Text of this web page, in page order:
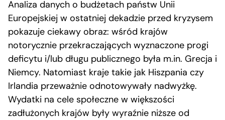
Analiza danych o budżetach państw Unii
Europejskiej w ostatniej dekadzie przed kryzysem
pokazuje ciekawy obraz: wśród krajów
notorycznie przekraczających wyznaczone progi
deficytu i/lub długu publicznego była m.in. Grecja i
Niemcy. Natomiast kraje takie jak Hiszpania czy
Irlandia przeważnie odnotowywały nadwyżkę.
Wydatki na cele społeczne w większości
zadłużonych krajów były wyraźnie niższe od